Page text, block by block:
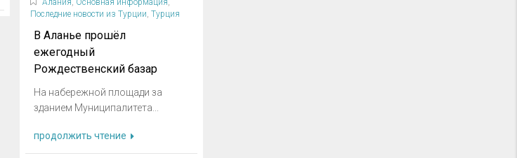
Алания, Основная информация,
Последние новости из Турции,Турция
В Аланье прошёл
ежегодный
Рождественский базар
На набережной площади за
зданием Муниципалитета...
продолжить чтение